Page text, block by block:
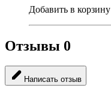
Добавить в корзину
Отзывы 0
Написать отзыв